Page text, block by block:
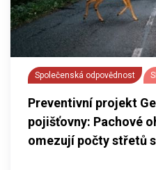
Společenská odpovědnost
Preventivní projekt
pojišťovny: Pachové
omezují počty střetů